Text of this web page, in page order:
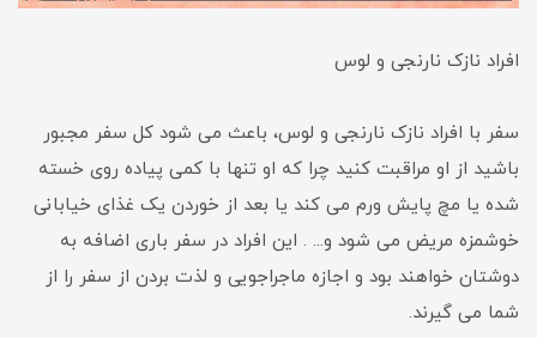
افراد نازک نارنجی و لوس
سفر با افراد نازک نارنجی و لوس، باعث می شود کل سفر مجبور
باشید از او مراقبت کنید چرا که او تنها با کمی پیاده روی خسته
شده یا مچ پایش ورم می کند یا بعد از خوردن یک غذای خیابانی
خوشمزه مریض می شود و... . این افراد در سفر باری اضافه به
دوشتان خواهند بود و اجازه ماجراجویی و لذت بردن از سفر را از
شما می گیرند.